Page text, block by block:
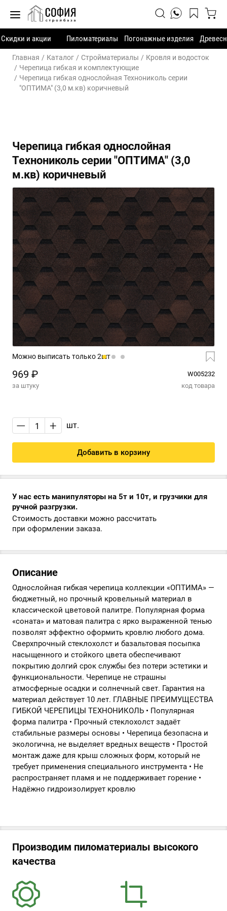
Скидки и акции Пиломатериалы Погонажные изделия
Главная Каталог Стройматериалы
Кровля и водосток
Черепица гибкая и комплектующие
Черепица гибкая однослойная Технониколь серии
"ОПТИМА" (3,0 м.кв) коричневый
Черепица гибкая однослойная
Технониколь серии "ОПТИМА" (3,0
м.кв) коричневый
Можно выписать только 2шт
969 ₽
W005232
за штуку
код товара
— + шт.
Добавить в корзину
У нас есть манипуляторы на 5т и 10т, и грузчики для
ручной разгрузки.
Стоимость доставки можно рассчитать
при оформлении заказа.
Описание
Однослойная гибкая черепица коллекции «ОПТИМА» —
бюджетный, но прочный кровельный материал в
классической цветовой палитре. Популярная форма
«соната» и матовая палитра с ярко выраженной тенью
позволят эффектно оформить кровлю любого дома.
Сверхпрочный стеклохолст и базальтовая посыпка
насыщенного и стойкого цвета обеспечивают
покрытию долгий срок службы без потери эстетики и
функциональности. Черепице не страшны
атмосферные осадки и солнечный свет. Гарантия на
материал действует 10 лет. ГЛАВНЫЕ ПРЕИМУЩЕСТВА
ГИБКОЙ ЧЕРЕПИЦЫ ТЕХНОНИКОЛЬ • Популярная
форма палитра • Прочный стеклохолст задаёт
стабильные размеры основы • Черепица безопасна и
экологична, не выделяет вредных веществ • Простой
монтаж даже для крыш сложных форм, который не
требует применения специального инструмента • Не
распространяет пламя и не поддерживает горение •
Надёжно гидроизолирует кровлю
Производим пиломатериалы высокого
качества